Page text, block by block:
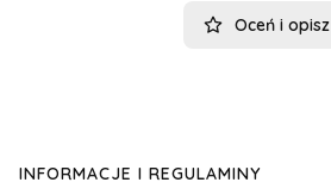
Oceń i opisz
Linki w stopce
INFORMACJE I REGULAMINY